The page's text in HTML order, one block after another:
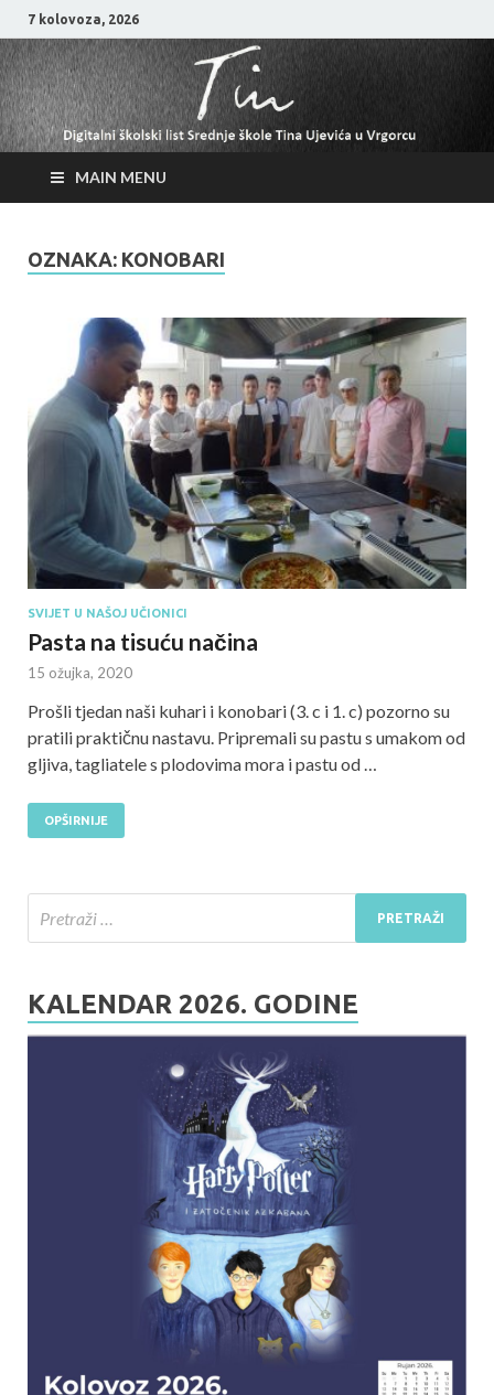
7 kolovoza, 2026
MAIN MENU
OZNAKA: KONOBARI
SVIJET U NAŠOJ UČIONICI
Pasta na tisuću načina
15 ožujka, 2020
Prošli tjedan naši kuhari i konobari (3. c i 1. c) pozorno su
pratili praktičnu nastavu. Pripremali su pastu s umakom od
gljiva, tagliatele s plodovima mora i pastu od …
OPŠIRNIJE
KALENDAR 2026. GODINE